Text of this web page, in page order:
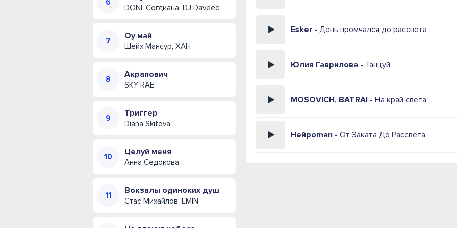
DONI, Согдиана, DJ Daveed
Оу май
Шейх Мансур, ХАН
Акрапович
SKY RAE
Триггер
Diana Skitova
Целуй меня
Анна Седокова
Вокзалы одиноких душ
Стас Михайлов, EMIN
Esker - День промчался до рассвета
Юлия Гаврилова - Танцуй
MOSOVICH, BATRAI - На край света
Нейроman - От Заката До Рассвета